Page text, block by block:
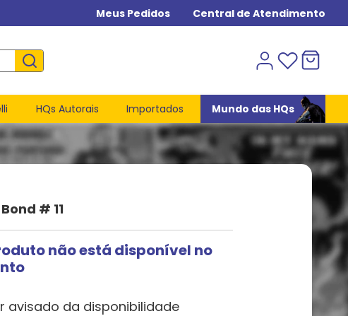
Meus Pedidos Central de Atendimento
HQs Autorais Importados Mundo das HQs
# 11
não está disponível no
avisado da disponibilidade